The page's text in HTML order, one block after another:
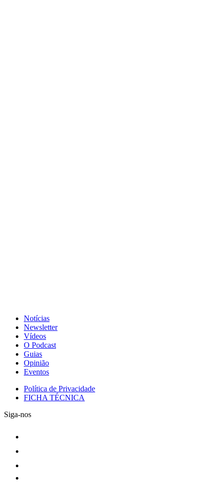
Notícias
Newsletter
Vídeos
O Podcast
Guias
Opinião
Eventos
Política de Privacidade
FICHA TÉCNICA
Siga-nos